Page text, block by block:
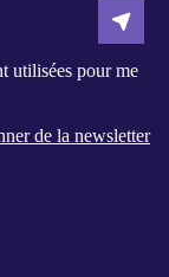
utilisées pour me
de la newsletter